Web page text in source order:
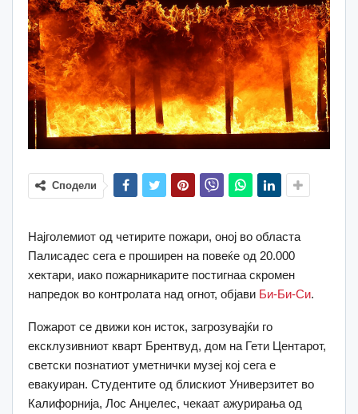
Сподели
Најголемиот од четирите пожари, оној во областа
Палисадес сега е проширен на повеќе од 20.000
хектари, иако пожарникарите постигнаа скромен
напредок во контролата над огнот, објави Би-Би-Си.
Пожарот се движи кон исток, загрозувајќи го
ексклузивниот кварт Брентвуд, дом на Гети Центарот,
светски познатиот уметнички музеј кој сега е
евакуиран. Студентите од блискиот Универзитет во
Калифорнија, Лос Анџелес, чекаат ажурирања од